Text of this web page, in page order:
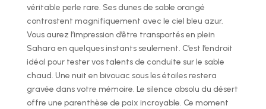
véritable perle rare. Ses dunes de sable orangé
contrastent magnifiquement avec le ciel bleu azur.
Vous aurez l’impression d’être transportés en plein
Sahara en quelques instants seulement. C’est l’endroit
idéal pour tester vos talents de conduite sur le sable
chaud. Une nuit en bivouac sous les étoiles restera
gravée dans votre mémoire. Le silence absolu du désert
offre une parenthèse de paix incroyable. Ce moment